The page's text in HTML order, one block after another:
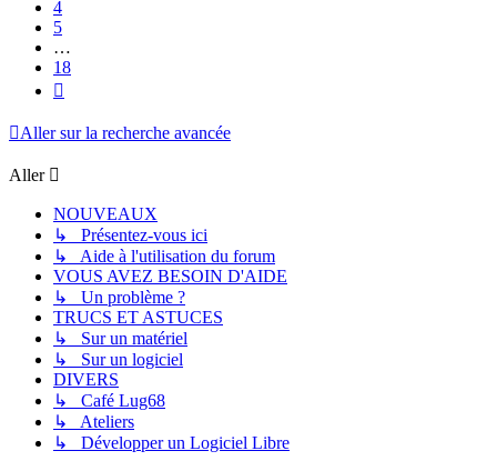
4
5
…
18
Aller sur la recherche avancée
Aller
NOUVEAUX
↳ Présentez-vous ici
↳ Aide à l'utilisation du forum
VOUS AVEZ BESOIN D'AIDE
↳ Un problème ?
TRUCS ET ASTUCES
↳ Sur un matériel
↳ Sur un logiciel
DIVERS
↳ Café Lug68
↳ Ateliers
↳ Développer un Logiciel Libre